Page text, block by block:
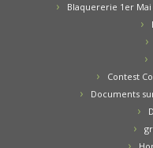
Blaquererie 1er Mai
Contest
Documents